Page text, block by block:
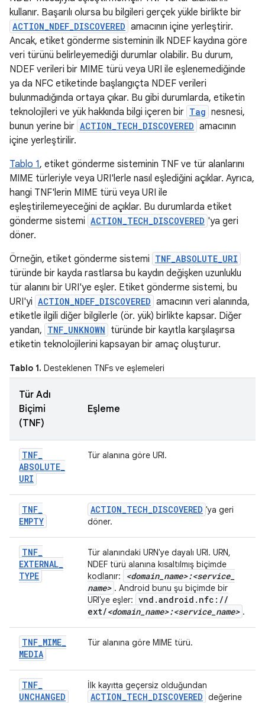
kullanır. Başarılı olursa bu bilgileri gerçek yükle birlikte bir
ACTION_NDEF_DISCOVERED amacının içine yerleştirir.
Ancak, etiket gönderme sisteminin ilk NDEF kaydına göre
veri türünü belirleyemediği durumlar olabilir. Bu durum,
NDEF verileri bir MIME türü veya URI ile eşlenemediğinde
ya da NFC etiketinde başlangıçta NDEF verileri
bulunmadığında ortaya çıkar. Bu gibi durumlarda, etiketin
teknolojileri ve yük hakkında bilgi içeren bir Tag nesnesi,
bunun yerine bir ACTION_TECH_DISCOVERED amacının
içine yerleştirilir.
Tablo 1, etiket gönderme sisteminin TNF ve tür alanlarını
MIME türleriyle veya URI'lerle nasıl eşlediğini açıklar. Ayrıca,
hangi TNF'lerin MIME türü veya URI ile
eşleştirilemeyeceğini de açıklar. Bu durumlarda etiket
gönderme sistemi ACTION_TECH_DISCOVERED 'ya geri
döner.
Örneğin, etiket gönderme sistemi TNF_ABSOLUTE_URI
türünde bir kayda rastlarsa bu kaydın değişken uzunluklu
tür alanını bir URI'ye eşler. Etiket gönderme sistemi, bu
URI'yi ACTION_NDEF_DISCOVERED amacının veri alanında,
etiketle ilgili diğer bilgilerle (ör. yük) birlikte kapsar. Diğer
yandan, TNF_UNKNOWN türünde bir kayıtla karşılaşırsa
etiketin teknolojilerini kapsayan bir amaç oluşturur.
Tablo 1. Desteklenen TNFs ve eşlemeleri
Tür Adı
Biçimi
(TNF)
Eşleme
TNF_
ABSOLUTE_
URI
Tür alanına göre URI.
TNF_
EMPTY
ACTION_TECH_DISCOVERED 'ya geri
döner.
TNF_
EXTERNAL_
TYPE
Tür alanındaki URN'ye dayalı URI. URN,
NDEF türü alanına kısaltılmış biçimde
kodlanır:
<domain_ name>:<service_
name> . Android bunu şu biçimde bir
URI'ye eşler: vnd .android . nfc: //
ext/<domain_ name>:<service_ name> .
TNF_MIME_
MEDIA
Tür alanına göre MIME türü.
TNF_
UNCHANGED
İlk kayıtta geçersiz olduğundan
ACTION_TECH_DISCOVERED değerine